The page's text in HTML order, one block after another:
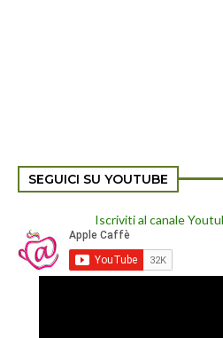
SEGUICI SU YOUTUBE
Iscriviti al canale